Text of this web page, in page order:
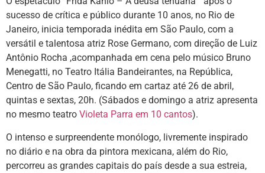
sucesso de crítica e público durante 10 anos, no Rio de
Janeiro, inicia temporada inédita em São Paulo, com a
versátil e talentosa atriz Rose Germano, com direção de Luiz
Antônio Rocha ,acompanhada em cena pelo músico Bruno
Menegatti, no Teatro Itália Bandeirantes, na República,
Centro de São Paulo, ficando em cartaz até 26 de abril,
quintas e sextas, 20h. (Sábados e domingo a atriz apresenta
no mesmo teatro Violeta Parra em 10 cantos).
O intenso e surpreendente monólogo, livremente inspirado
no diário e na obra da pintora mexicana, além do Rio,
percorreu as grandes capitais do país desde a sua estreia,